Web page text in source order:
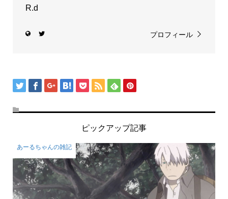
R.d
プロフィール
ピックアップ記事
あーるちゃんの雑記